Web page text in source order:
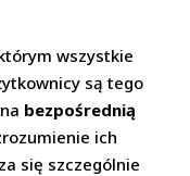
wszystkie
są tego
bezpośrednią
ich
się szczególnie